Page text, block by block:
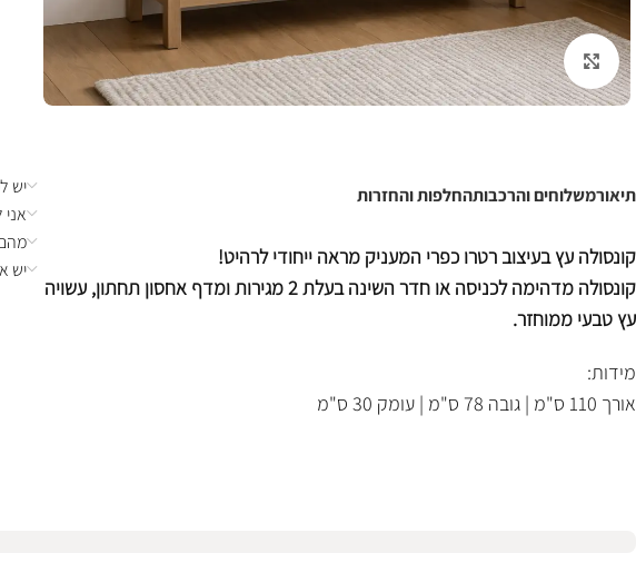
לחצו להגדלה
תיאורמשלוחים והרכבותהחלפות והחזרות
קונסולה עץ בעיצוב רטרו כפרי המעניק מראה ייחודי לרהיט!
קונסולה מדהימה לכניסה או חדר השינה בעלת 2 מגירות ומדף אחסון תחתון, עשויה
עץ טבעי ממוחזר.
מידות:
אורך 110 ס"מ | גובה 78 ס"מ | עומק 30 ס"מ
יש
אני
יש